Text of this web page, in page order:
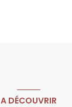
A DÉCOUVRIR